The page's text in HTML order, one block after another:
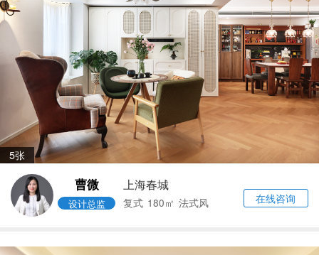
5张
曹微
设计总监
上海春城
复式 180㎡ 法式风 在线咨询